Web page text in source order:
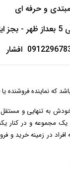
مبتدی و حرفه ای
افشار
که نماینده فروشنده
به تنهایی و مستقل
مجموعه و در کنار
افراد در زمینه خرید و